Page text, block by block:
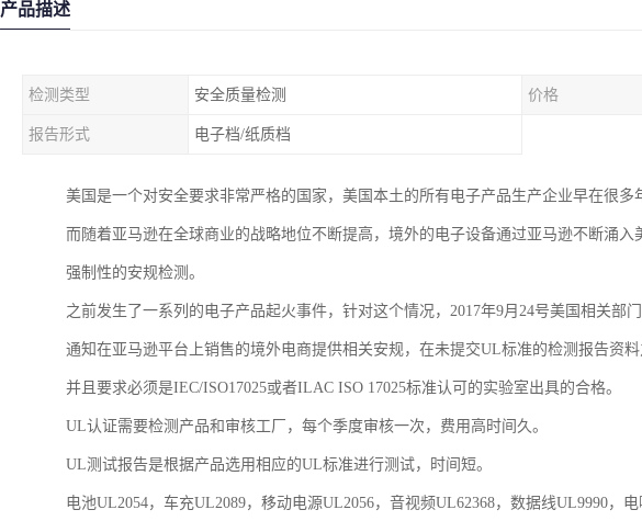
产品描述
检测类型 安全质量检测 价格
报告形式 电子档/纸质档
美国是一个对安全要求非常严格的国家，美国本土的所有电子产品生产企业早在很多
而随着亚马逊在全球商业的战略地位不断提高，境外的电子设备通过亚马逊不断涌
强制性的安规检测。
之前发生了一系列的电子产品起火事件，针对这个情况，2017年9月24号美国相关部
通知在亚马逊平台上销售的境外电商提供相关安规，在未提交UL标准的检测报告资
并且要求必须是IEC/ISO17025或者ILAC ISO 17025标准认可的实验室出具的合格。
UL认证需要检测产品和审核工厂，每个季度审核一次，费用高时间久。
UL测试报告是根据产品选用相应的UL标准进行测试，时间短。
电池UL2054，车充UL2089，移动电源UL2056，音视频UL62368，数据线UL9990，